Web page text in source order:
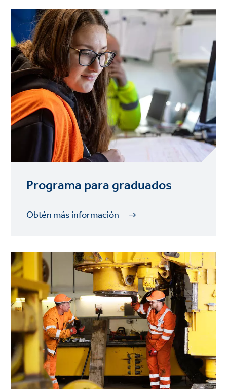
Programa para graduados
Obtén más información